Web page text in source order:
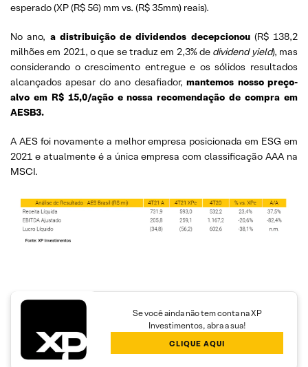
esperado (XP (R$ 56) mm vs. (R$ 35mm) reais).
No ano, a distribuição de dividendos decepcionou (R$ 138,2
milhões em 2021, o que se traduz em 2,3% de dividend yield), mas
considerando o crescimento entregue e os sólidos resultados
alcançados apesar do ano desafiador,mantemos nosso preço-
alvo em R$ 15,0/ação e nossa recomendação de compra em
AESB3.
A AES foi novamente a melhor empresa posicionada em ESG em
2021 e atualmente é a única empresa com classificação AAA na
MSCI.
Se você ainda não tem conta na XP
Investimentos, abra a sua!
CLIQUE AQUI